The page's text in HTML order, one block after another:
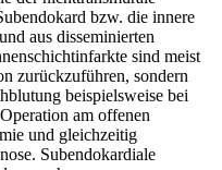
bzw. die innere
aus disseminierten
sind meist
zurückzuführen, sondern
beispielsweise bei
am offenen
und gleichzeitig
Subendokardiale